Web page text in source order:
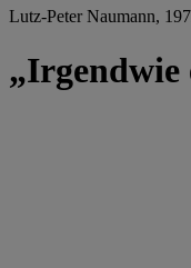
Lutz-Peter Naumann,
„Irgendwie